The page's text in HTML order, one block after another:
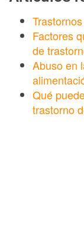
Factores
de
Abuso en
Qué
trastorno